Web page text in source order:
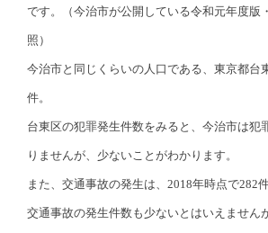
です。（今治市が公開している令和元年度版
照）
今治市と同じくらいの人口である、東京都台
件。
台東区の犯罪発生件数をみると、今治市は犯
りませんが、少ないことがわかります。
また、交通事故の発生は、2018年時点で282件
交通事故の発生件数も少ないとはいえません